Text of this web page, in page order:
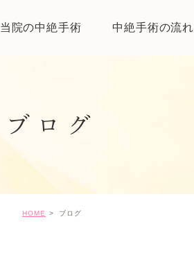
当院の中絶手術 中絶手術の流れ
ブログ
HOME ブログ